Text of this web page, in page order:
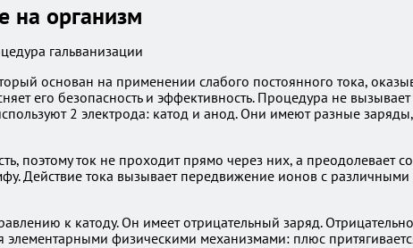
на организм
основан на применении слабого постоянного тока,
его безопасность и эффективность. Процедура не
2 электрода: катод и анод. Они имеют разные
поэтому ток не проходит прямо через них, а преодолевает
Действие тока вызывает передвижение ионов с
к катоду. Он имеет отрицательный заряд.
физическими механизмами: плюс